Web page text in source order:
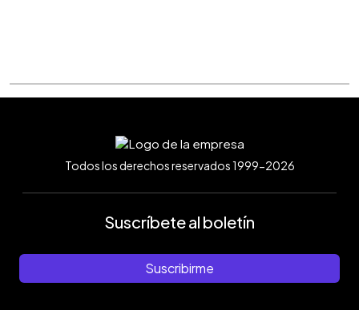
Todos los derechos reservados 1999-2026
Suscríbete al boletín
Suscribirme